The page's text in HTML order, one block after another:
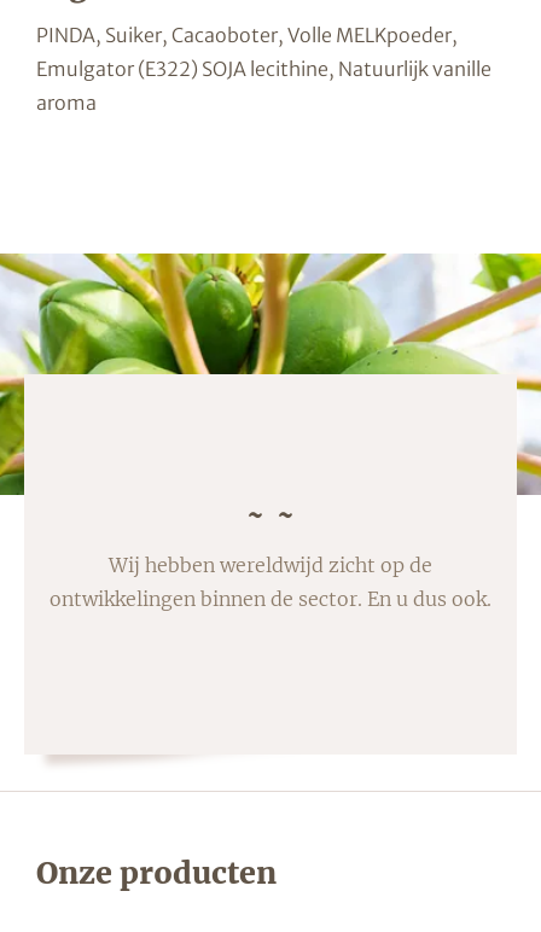
PINDA, Suiker, Cacaoboter, Volle MELKpoeder,
Emulgator (E322) SOJA lecithine, Natuurlijk vanille
aroma
Wij hebben wereldwijd zicht op de
ontwikkelingen binnen de sector. En u dus ook.
Onze producten